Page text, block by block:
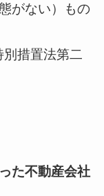
がない）もの
別措置法第二
た不動産会社